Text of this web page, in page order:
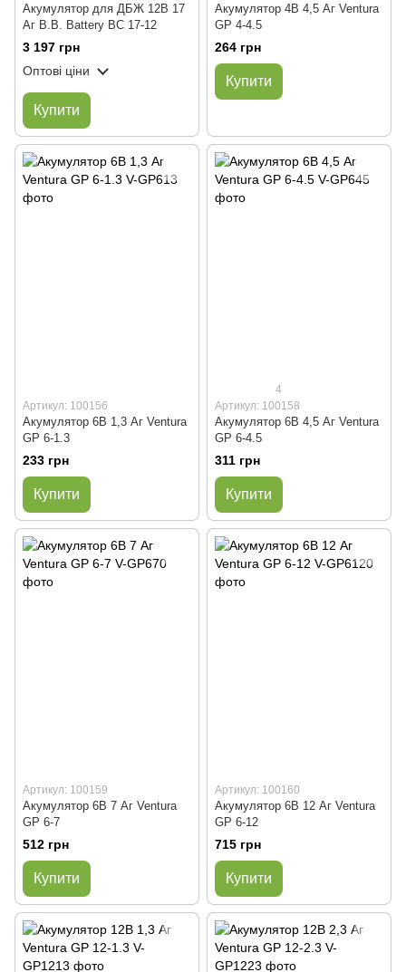
Акумулятор для ДБЖ 12В 17
Аг B.B. Battery BC 17-12
3 197 грн
Оптові ціни
Купити
Акумулятор 4В 4,5 Аг Ventura
GP 4-4.5
264 грн
Купити
Артикул: 100156
Акумулятор 6В 1,3 Аг Ventura
GP 6-1.3
233 грн
Купити
4
Артикул: 100158
Акумулятор 6В 4,5 Аг Ventura
GP 6-4.5
311 грн
Купити
Артикул: 100159
Акумулятор 6В 7 Аг Ventura
GP 6-7
512 грн
Купити
Артикул: 100160
Акумулятор 6В 12 Аг Ventura
GP 6-12
715 грн
Купити